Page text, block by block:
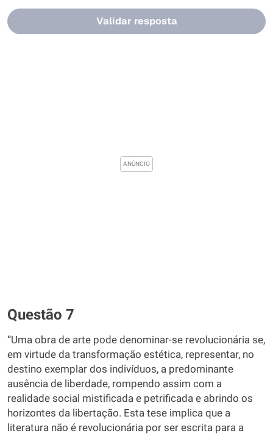
Validar resposta
Questão 7
“Uma obra de arte pode denominar-se revolucionária se,
em virtude da transformação estética, representar, no
destino exemplar dos indivíduos, a predominante
ausência de liberdade, rompendo assim com a
realidade social mistificada e petrificada e abrindo os
horizontes da libertação. Esta tese implica que a
literatura não é revolucionária por ser escrita para a